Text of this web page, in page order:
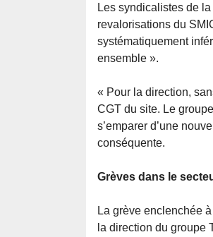
Les syndicalistes de
revalorisations du
systématiquement
ensemble ».
« Pour la direction,
CGT du site. Le
s’emparer d’une
conséquente.
Grèves dans le
La grève enclenchée
la direction du groupe